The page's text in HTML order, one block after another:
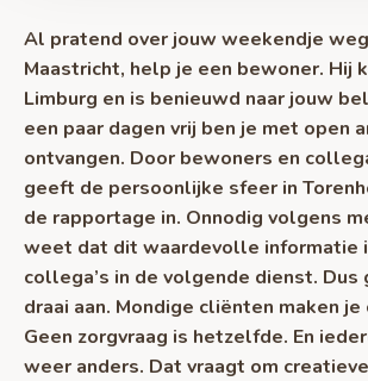
Al pratend over jouw weekendje
Maastricht, help je een bewoner. Hij
Limburg en is benieuwd naar jouw
een paar dagen vrij ben je met open
ontvangen. Door bewoners en
geeft de persoonlijke sfeer in
de rapportage in. Onnodig volgens
weet dat dit waardevolle informatie
collega’s in de volgende dienst. Dus
draai aan. Mondige cliënten maken
Geen zorgvraag is hetzelfde. En
weer anders. Dat vraagt om